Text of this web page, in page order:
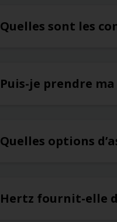
Quelles sont les
Puis-je prendre
Quelles options
Hertz fournit-elle